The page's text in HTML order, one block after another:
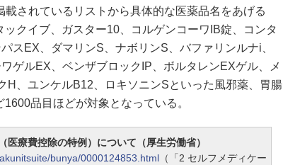
載されているリストから具体的な医薬品名をあげる
ックイブ、ガスター10、コルゲンコーワIB錠、コンタ
スEX、ダマリンS、ナボリンS、バファリンルナi、
ゲルEX、ベンザブロックIP、ボルタレンEXゲル、メ
H、ユンケルB12、ロキソニンSといった風邪薬、胃腸
品目ほどが対象となっている。
医療費控除の特例）について（厚生労働省）
bunya/0000124853.html （「2 セルフメディケー